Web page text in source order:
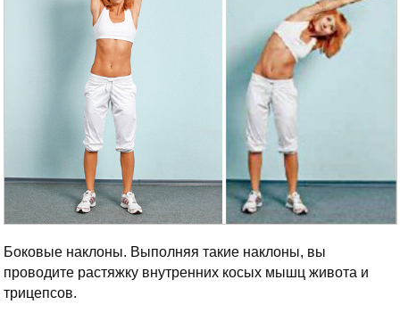
Боковые наклоны. Выполняя такие наклоны, вы
проводите растяжку внутренних косых мышц живота и
трицепсов.